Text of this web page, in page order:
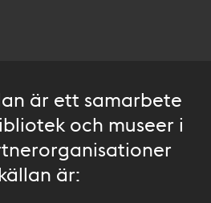
är ett samarbete
och museer i
är: